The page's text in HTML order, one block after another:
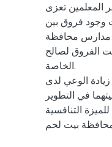
المعلمين تعزى
وجود فروق بين
مدارس محافظة
الفروق لصالح
الخاصة.
الوعي لدى
في التطوير
التنافسية.
محافظة بيت لحم